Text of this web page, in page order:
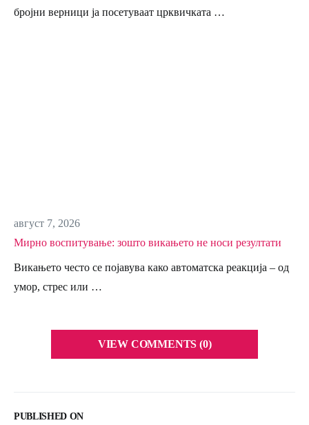
PUBLISHED ON
бројни верници ја посетуваат црквичката …
август 7, 2026
Мирно воспитување: зошто викањето не носи резултати
Викањето често се појавува како автоматска реакција – од
умор, стрес или …
VIEW COMMENTS (0)